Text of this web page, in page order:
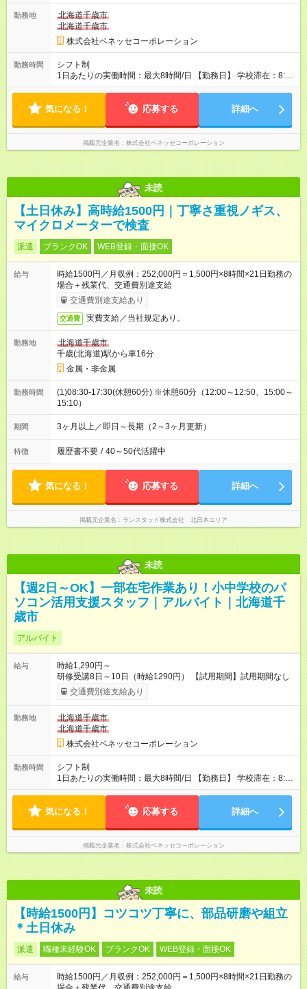
勤務地
北海道千歳市
北海道千歳市
株式会社ベネッセコーポレーション
勤務時間
シフト制
1日あたりの実働時間：最大8時間/日 【勤務日】 学校滞在：8:30
～17:30の間の実働7時間(うち休憩１時間) ＋ 在宅での事務作業1
成等1時間) ※勤務時間が8:30～の場合、朝8時半から学校で就業
OK！
気になる！ 応募する 詳細へ
掲載元企業名 株式会社ベネッセコーポレーション
未読
【土日休み】高時給1500円｜丁寧さ重視ノギス、
マイクロメーターで検査
派遣 ブランクOK WEB登録・面接OK
給与
時給1500円／月収例：252,000円＝1,500円×8時間×21日勤務の
場合＋残業代、交通費別途支給
交通費別途支給あり
交通費 実費支給／当社規定あり。
勤務地
北海道千歳市
千歳(北海道)駅から車16分
金属・非金属
勤務時間
(1)08:30-17:30(休憩60分) ※休憩60分（12:00～12:50、15:00～
15:10）
期間 3ヶ月以上／即日～長期（2～3ヶ月更新）
特徴 履歴書不要 / 40～50代活躍中
気になる！ 応募する 詳細へ
掲載元企業名 ランスタッド株式会社 北日本エリア
未読
【週2日～OK】一部在宅作業あり！小中学校のパ
ソコン活用支援スタッフ｜アルバイト｜北海道千
歳市
アルバイト
給与
時給1,290円～
研修受講8日～10日（時給1290円） 【試用期間】試用期間なし
交通費別途支給あり
勤務地
北海道千歳市
北海道千歳市
株式会社ベネッセコーポレーション
勤務時間
シフト制
1日あたりの実働時間：最大8時間/日 【勤務日】 学校滞在：8:30
～17:30の間の実働7時間(うち休憩１時間) ＋ 在宅での事務作業1
成等1時間) ※勤務時間が8:30～の場合、朝8時半から学校で就業
OK！
気になる！ 応募する 詳細へ
掲載元企業名 株式会社ベネッセコーポレーション
未読
【時給1500円】コツコツ丁寧に、部品研磨や組立
＊土日休み
派遣 職種未経験OK ブランクOK WEB登録・面接OK
給与
時給1500円／月収例：252,000円＝1,500円×8時間×21日勤務の